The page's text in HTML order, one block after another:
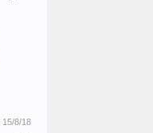
15/8/18